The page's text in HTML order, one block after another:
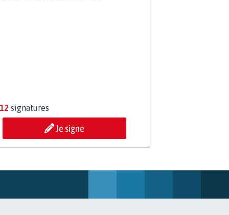
signatures
Je signe